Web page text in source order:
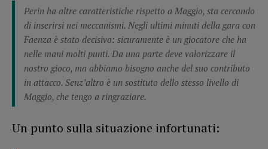
Perin ha altre caratteristiche rispetto a Maggio, sta cercando
di inserirsi nei meccanismi. Negli ultimi minuti della gara con
Faenza è stato decisivo: sicuramente è un giocatore che ha
nelle mani molti punti. Da una parte deve valorizzare il
nostro gioco, ma abbiamo bisogno anche del suo contributo
in attacco. Senz’altro è un sostituto dello stesso livello di
Maggio, che tengo a ringraziare.
Un punto sulla situazione infortunati: